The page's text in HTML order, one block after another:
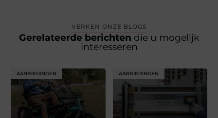
VERKEN ONZE BLOGS
Gerelateerde berichten die u mogelijk
interesseren
AANBIEDINGEN AANBIEDINGEN